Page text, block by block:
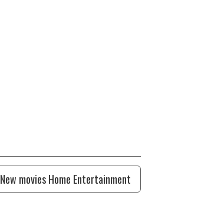
New movies Home Entertainment